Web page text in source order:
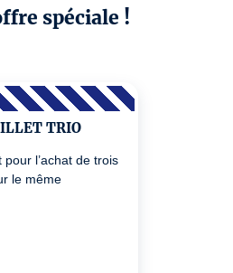
spéciale !
TRIO
pour l’achat de trois
le même